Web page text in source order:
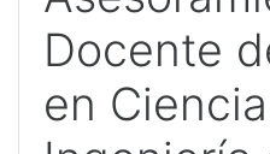
Docente
en